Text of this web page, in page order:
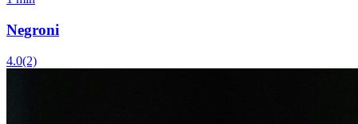
Negroni
4.0(2)